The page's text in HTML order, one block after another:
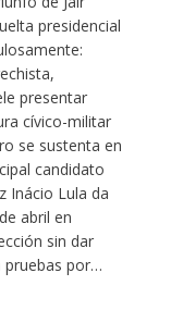
presidencial
presentar
cívico-militar
se sustenta en
candidato
Inácio Lula da
abril en
sin dar
pruebas por…